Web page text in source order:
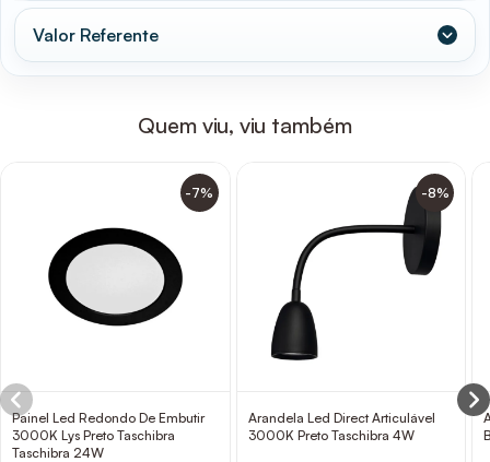
Valor Referente
Quem viu, viu também
-7%
Painel Led Redondo De Embutir
3000K Lys Preto Taschibra
Taschibra 24W
-8%
Arandela Led Direct Articulável
3000K Preto Taschibra 4W